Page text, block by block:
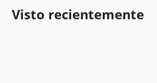
Visto recientemente